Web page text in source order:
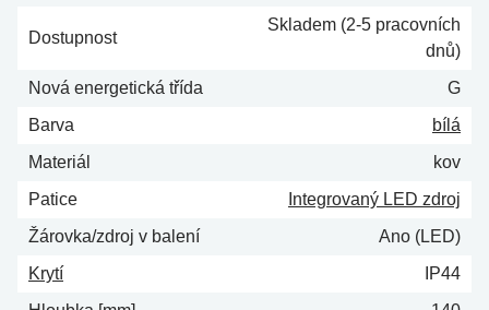
Dostupnost
Skladem (2-5 pracovních
dnů)
Nová energetická třída
G
Barva
bílá
Materiál
kov
Patice
Integrovaný LED zdroj
Žárovka/zdroj v balení
Ano (LED)
Krytí
IP44